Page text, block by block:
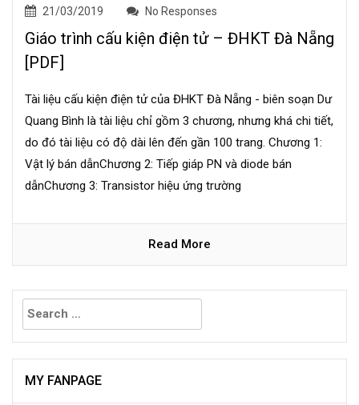
21/03/2019 No Responses
Giáo trình cấu kiện điện tử – ĐHKT Đà Nẵng
[PDF]
Tài liệu cấu kiện điện tử của ĐHKT Đà Nẵng - biên soạn Dư
Quang Bình là tài liệu chỉ gồm 3 chương, nhưng khá chi tiết,
do đó tài liệu có độ dài lên đến gần 100 trang. Chương 1:
Vật lý bán dẫnChương 2: Tiếp giáp PN và diode bán
dẫnChương 3: Transistor hiệu ứng trường
Read More
Search
for:
MY FANPAGE